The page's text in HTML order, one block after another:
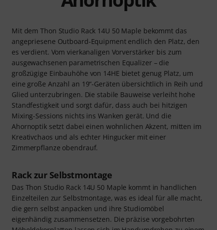
Mit dem Thon Studio Rack 14U 50 Maple bekommt das
angepriesene Outboard-Equipment endlich den Platz, den
es verdient. Vom vierkanaligen Vorverstärker bis zum
ausgewachsenen parametrischen Equalizer – die
großzügige Einbauhöhe von 14HE bietet genug Platz, um
eine große Anzahl an 19“-Geräten übersichtlich in Reih und
Glied unterzubringen. Die stabile Bauweise verleiht hohe
Standfestigkeit und sorgt dafür, dass auch bei hitzigen
Mixing-Sessions nichts ins Wanken gerät. Und die
Ahornoptik setzt dabei einen wohnlichen Akzent, mitten im
Kreativchaos und als echter Hingucker mit einer
Zimmerpflanze obendrauf.
Rack zur Selbstmontage
Das Thon Studio Rack 14U 50 Maple kommt in handlichen
Einzelteilen zur Selbstmontage, was es ideal für alle macht,
die gern selbst anpacken und ihre Studiomöbel
eigenhändig zusammensetzen. Die präzise vorgebohrten